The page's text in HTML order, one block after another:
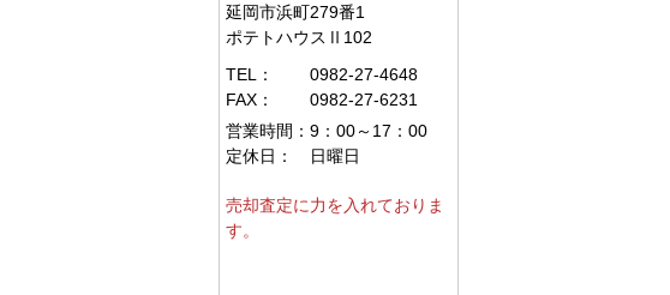
延岡市浜町279番1
ポテトハウスⅡ102
TEL：
0982-27-4648
FAX：
0982-27-6231
営業時間： 9：00～17：00
定休日：
日曜日
売却査定に力を入れておりま
す。